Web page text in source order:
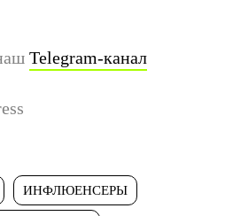
Telegram-канал
ИНФЛЮЕНСЕРЫ